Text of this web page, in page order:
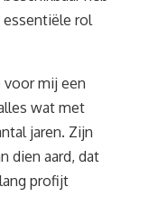
essentiële rol
voor mij een
wat met
jaren. Zijn
dien aard, dat
profijt